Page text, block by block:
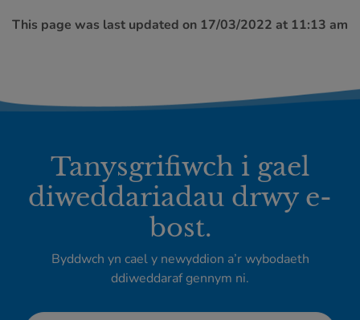
This page was last updated on 17/03/2022 at 11:13 am
Tanysgrifiwch i gael
diweddariadau drwy e-
bost.
Byddwch yn cael y newyddion a’r wybodaeth
ddiweddaraf gennym ni.